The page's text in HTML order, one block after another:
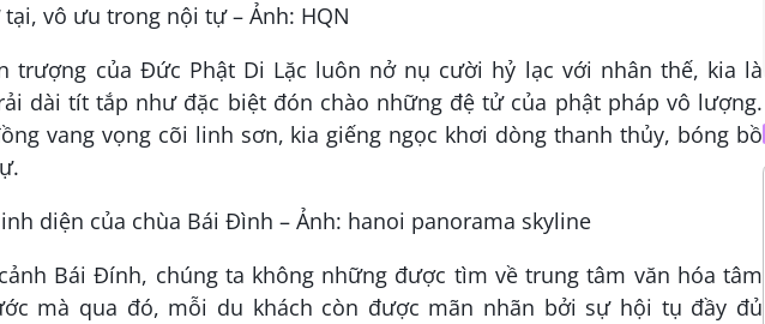
vô ưu trong nội tự – Ảnh: HQN
trượng của Đức Phật Di Lặc luôn nở nụ cười hỷ lạc với nhân thế, kia là
dài tít tắp như đặc biệt đón chào những đệ tử của phật pháp vô lượng.
vang vọng cõi linh sơn, kia giếng ngọc khơi dòng thanh thủy, bóng bồ
diện của chùa Bái Đình – Ảnh: hanoi panorama skyline
Bái Đính, chúng ta không những được tìm về trung tâm văn hóa tâm
mà qua đó, mỗi du khách còn được mãn nhãn bởi sự hội tụ đầy đủ